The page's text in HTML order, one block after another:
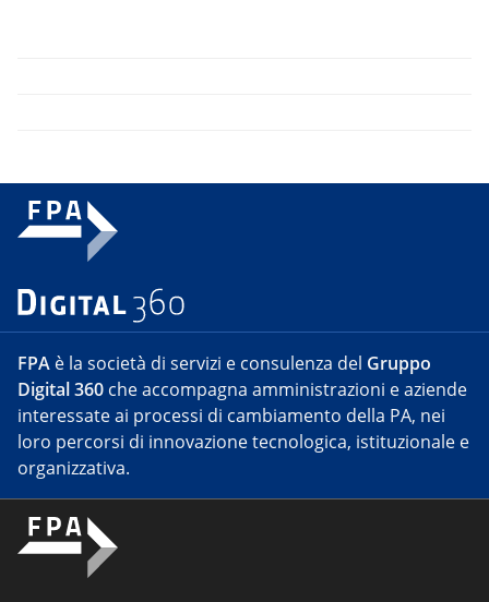
FPA è la società di servizi e consulenza del Gruppo
Digital 360 che accompagna amministrazioni e aziende
interessate ai processi di cambiamento della PA, nei
loro percorsi di innovazione tecnologica, istituzionale e
organizzativa.